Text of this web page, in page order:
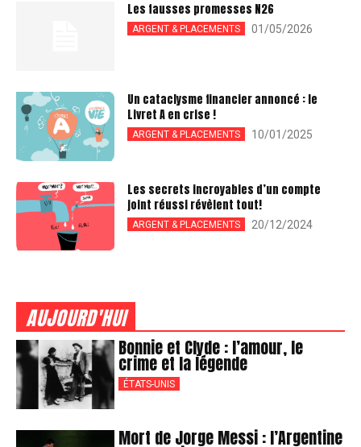
Les fausses promesses N26
ARGENT & PLACEMENTS 01/05/2026
Un cataclysme financier annoncé : le
Livret A en crise !
ARGENT & PLACEMENTS 10/01/2025
Les secrets incroyables d’un compte
joint réussi révèlent tout!
ARGENT & PLACEMENTS 20/12/2024
AUJOURD'HUI
Bonnie et Clyde : l’amour, le
crime et la légende
ÉTATS-UNIS
Mort de Jorge Messi : l’Argentine